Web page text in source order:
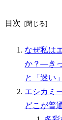
目次
なぜ私は
か？―き
と「迷い
エシカミ
どこが普